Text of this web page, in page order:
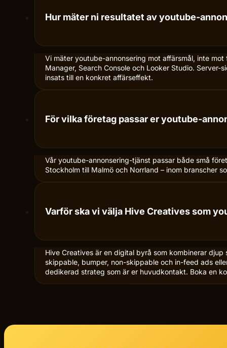
Hur mäter ni resultatet av youtube-
Vi mäter youtube-annonsering mot affärsmål, inte
Manager, Search Console och Looker Studio.
insats till en konkret affärseffekt.
För vilka företag passar er youtube-
Vår youtube-annonsering-tjänst passar både små
Stockholm till Malmö och Norrland – inom branscher
Varför ska vi välja Hive Creatives som
Hive Creatives är en digital byrå som kombinerar
skippable, bumper, non-skippable och in-feed ads
dedikerad strateg som är er huvudkontakt. Boka en